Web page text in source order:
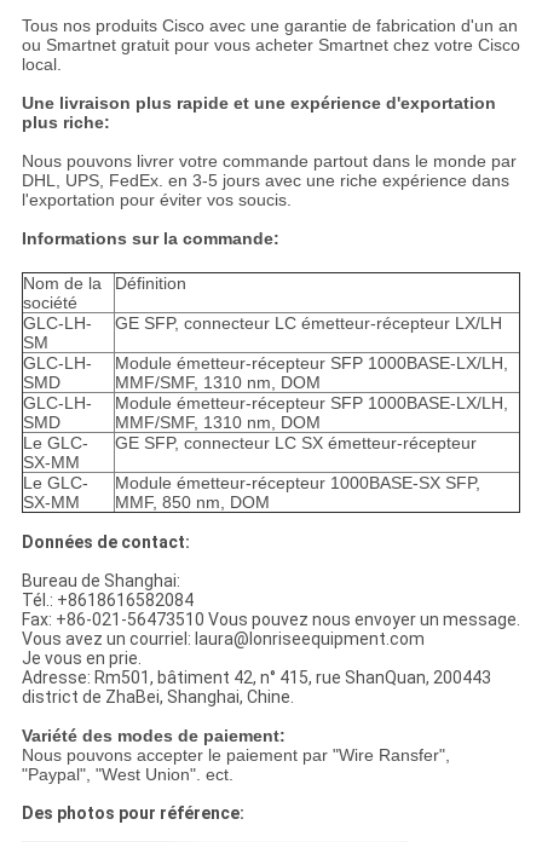
Tous nos produits Cisco avec une garantie de fabrication d'un an
ou Smartnet gratuit pour vous acheter Smartnet chez votre Cisco
local.
Une livraison plus rapide et une expérience d'exportation
plus riche:
Nous pouvons livrer votre commande partout dans le monde par
DHL, UPS, FedEx. en 3-5 jours avec une riche expérience dans
l'exportation pour éviter vos soucis.
Informations sur la commande:
Nom de la
société
Définition
GLC-LH-
SM
GE SFP, connecteur LC émetteur-récepteur LX/LH
GLC-LH-
SMD
Module émetteur-récepteur SFP 1000BASE-LX/LH,
MMF/SMF, 1310 nm, DOM
GLC-LH-
SMD
Module émetteur-récepteur SFP 1000BASE-LX/LH,
MMF/SMF, 1310 nm, DOM
Le GLC-
SX-MM
GE SFP, connecteur LC SX émetteur-récepteur
Le GLC-
SX-MM
Module émetteur-récepteur 1000BASE-SX SFP,
MMF, 850 nm, DOM
Données de contact:
Bureau de Shanghai:
Tél.: +8618616582084
Fax: +86-021-56473510 Vous pouvez nous envoyer un message.
Vous avez un courriel: laura@lonriseequipment.com
Je vous en prie.
Adresse: Rm501, bâtiment 42, n° 415, rue ShanQuan, 200443
district de ZhaBei, Shanghai, Chine.
Variété des modes de paiement:
Nous pouvons accepter le paiement par "Wire Ransfer",
"Paypal", "West Union". ect.
Des photos pour référence: